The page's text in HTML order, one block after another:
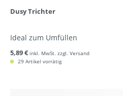
Dusy Trichter
Ideal zum Umfüllen
5,89 € inkl. MwSt. zzgl. Versand
29 Artikel vorrätig